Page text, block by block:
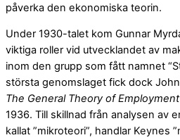
påverka den ekonomiska teorin.
Under 1930-talet kom Gunnar
viktiga roller vid utvecklandet av
inom den grupp som fått namnet
största genomslaget fick dock
The General Theory of
1936. Till skillnad från analysen av
kallat ”mikroteori”, handlar Keynes